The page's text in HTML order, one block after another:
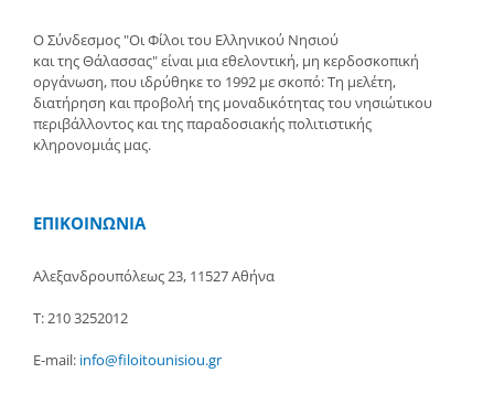
Ο Σύνδεσμος "Οι Φίλοι του Ελληνικού Νησιού
και της Θάλασσας" είναι μια εθελοντική, μη κερδοσκοπική
οργάνωση, που ιδρύθηκε το 1992 με σκοπό: Τη μελέτη,
διατήρηση και προβολή της μοναδικότητας του νησιώτικου
περιβάλλοντος και της παραδοσιακής πολιτιστικής
κληρονομιάς μας.
ΕΠΙΚΟΙΝΩΝΙΑ
Αλεξανδρουπόλεως 23, 11527 Αθήνα
Τ: 210 3252012
E-mail: info@filoitounisiou.gr